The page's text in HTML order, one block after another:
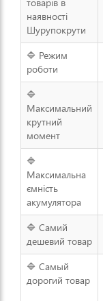
наявності
Шурупокрути
🔷 Режим
роботи
🔷
Максимальний
крутний
момент
🔷
Максимальна
ємність
акумулятора
🔷 Самий
дешевий товар
🔷 Самый
дорогий товар